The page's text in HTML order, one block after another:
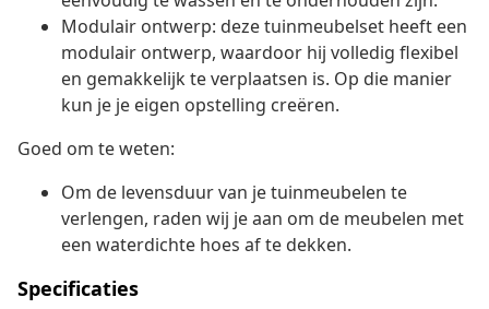
Modulair ontwerp: deze tuinmeubelset heeft een
modulair ontwerp, waardoor hij volledig flexibel
en gemakkelijk te verplaatsen is. Op die manier
kun je je eigen opstelling creëren.
Goed om te weten:
Om de levensduur van je tuinmeubelen te
verlengen, raden wij je aan om de meubelen met
een waterdichte hoes af te dekken.
Specificaties